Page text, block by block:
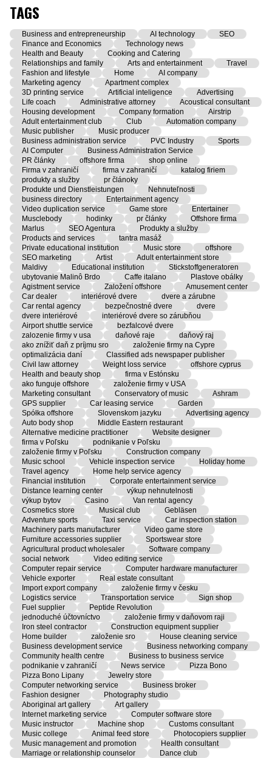
TAGS
Business and entrepreneurship AI technology
SEO
Finance and Economics
Technology news
Health and Beauty
Cooking and Catering
Relationships and family
Arts and entertainment
Travel
Fashion and lifestyle
Home
AI company
Marketing agency
Apartment complex
3D printing service
Artificial inteligence
Advertising
Life coach
Administrative attorney
Acoustical consultant
Housing development
Company formation
Airstrip
Adult entertainment club
Club
Automation company
Music publisher
Music producer
Business administration service
PVC Industry
Sports
AI Computer
Business Administration Service
PR články
offshore firma
shop online
Firma v zahraničí
firma v zahraničí
katalog firiem
produkty a služby
pr článoky
Produkte und Dienstleistungen
Nehnuteľnosti
business directory
Entertainment agency
Video duplication service
Game store
Entertainer
Musclebody
hodinky pr články
Offshore firma
Marlus
SEO Agentura
Produkty a služby
Products and services
tantra masáž
Private educational institution
Music store
offshore
SEO marketing
Artist
Adult entertainment store
Maldivy
Educational institution
Stickstoffgeneratoren
ubytovanie Malinô Brdo
Caffe italano
Plastove obálky
Agistment service
Založení offshore
Amusement center
Car dealer
interiérové dvere
dvere a zárubne
Car rental agency
bezpečnostné dvere
dvere
dvere interiérové
interiérové dvere so zárubňou
Airport shuttle service
bezfalcové dvere
zalozenie firmy v usa
daňové raje
daňový raj
ako znížiť daň z príjmu sro
založenie firmy na Cypre
optimalizácia daní
Classified ads newspaper publisher
Civil law attorney
Weight loss service
offshore cyprus
Health and beauty shop
firma v Estónsku
ako funguje offshore
založenie firmy v USA
Marketing consultant
Conservatory of music
Ashram
GPS supplier
Car leasing service
Garden
Spółka offshore
Slovenskom jazyku
Advertising agency
Auto body shop
Middle Eastern restaurant
Alternative medicine practitioner
Website designer
firma v Poľsku
podnikanie v Poľsku
založenie firmy v Poľsku
Construction company
Music school
Vehicle inspection service
Holiday home
Travel agency
Home help service agency
Financial institution
Corporate entertainment service
Distance learning center
výkup nehnutelnosti
výkup bytov
Casino
Van rental agency
Cosmetics store
Musical club
Gebläsen
Adventure sports
Taxi service
Car inspection station
Machinery parts manufacturer
Video game store
Furniture accessories supplier
Sportswear store
Agricultural product wholesaler
Software company
social network
Video editing service
Computer repair service
Computer hardware manufacturer
Vehicle exporter
Real estate consultant
Import export company
založenie firmy v česku
Logistics service
Transportation service
Sign shop
Fuel supplier
Peptide Revolution
jednoduché účtovníctvo
založenie firmy v daňovom raji
Iron steel contractor
Construction equipment supplier
Home builder
založenie sro
House cleaning service
Business development service
Business networking company
Community health centre
Business to business service
podnikanie v zahraničí
News service
Pizza Bono
Pizza Bono Lipany
Jewelry store
Computer networking service
Business broker
Fashion designer
Photography studio
Aboriginal art gallery
Art gallery
Internet marketing service
Computer software store
Music instructor
Machine shop
Customs consultant
Music college
Animal feed store
Photocopiers supplier
Music management and promotion
Health consultant
Marriage or relationship counselor
Dance club